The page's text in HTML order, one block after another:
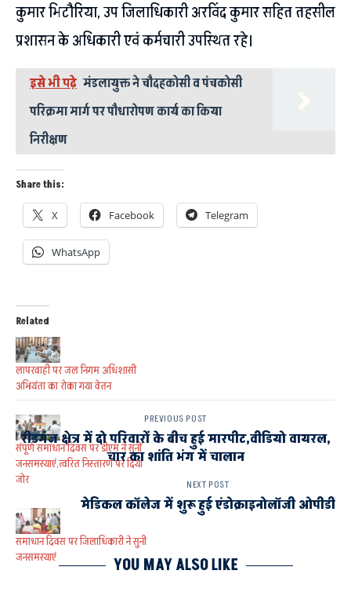
कुमार भिटौरिया, उप जिलाधिकारी अरविंद कुमार सहित तहसील
प्रशासन के अधिकारी एवं कर्मचारी उपस्थित रहे।
इसे भी पढ़े मंडलायुक्त ने चौदहकोसी व पंचकोसी
परिक्रमा मार्ग पर पौधारोपण कार्य का किया
निरीक्षण
Share this:
X Facebook Telegram
WhatsApp
Related
लापरवाही पर जल निगम अधिशासी
अभियंता का रोका गया वेतन
संपूर्ण समाधान दिवस पर डीएम ने सुनीं
जनसमस्याएं,त्वरित निस्तारण पर दिया
जोर
समाधान दिवस पर जिलाधिकारी ने सुनी
जनसमस्याएं
PREVIOUS POST
रीडगंज क्षेत्र में दो परिवारों के बीच हुई मारपीट,वीडियो वायरल,
चार का शांति भंग में चालान
NEXT POST
मेडिकल कॉलेज में शुरू हुई एंडोक्राइनोलॉजी ओपीडी
YOU MAY ALSO LIKE